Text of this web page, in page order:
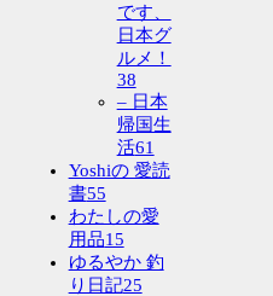
です、
日本グ
ルメ！
38
– 日本
帰国生
活61
Yoshiの 愛読
書55
わたしの愛
用品15
ゆるやか 釣
り日記25